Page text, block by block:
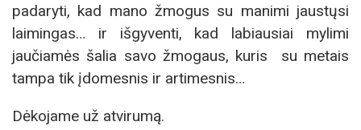
padaryti, kad mano žmogus su manimi jaustųsi
laimingas… ir išgyventi, kad labiausiai mylimi
jaučiamės šalia savo žmogaus, kuris su metais
tampa tik įdomesnis ir artimesnis…
Dėkojame už atvirumą.